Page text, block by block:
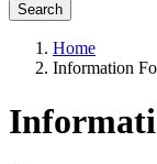
Search
Home
Information